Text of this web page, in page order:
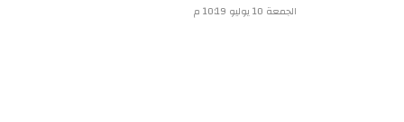
الجمعة 10 يوليو 10:19 م